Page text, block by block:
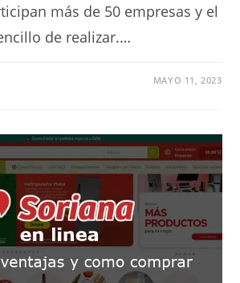
más de 50 empresas y el
de realizar.…
MAYO 11, 2023